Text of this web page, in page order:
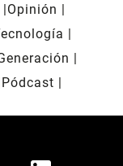
Opinión
Pódcast